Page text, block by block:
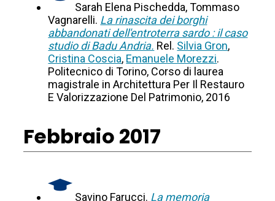
Sarah Elena Pischedda, Tommaso
Vagnarelli. La rinascita dei borghi
abbandonati dell'entroterra sardo : il caso
studio di Badu Andria. Rel. Silvia Gron,
Cristina Coscia, Emanuele Morezzi.
Politecnico di Torino, Corso di laurea
magistrale in Architettura Per Il Restauro
E Valorizzazione Del Patrimonio, 2016
Febbraio 2017
Savino Farucci. La memoria